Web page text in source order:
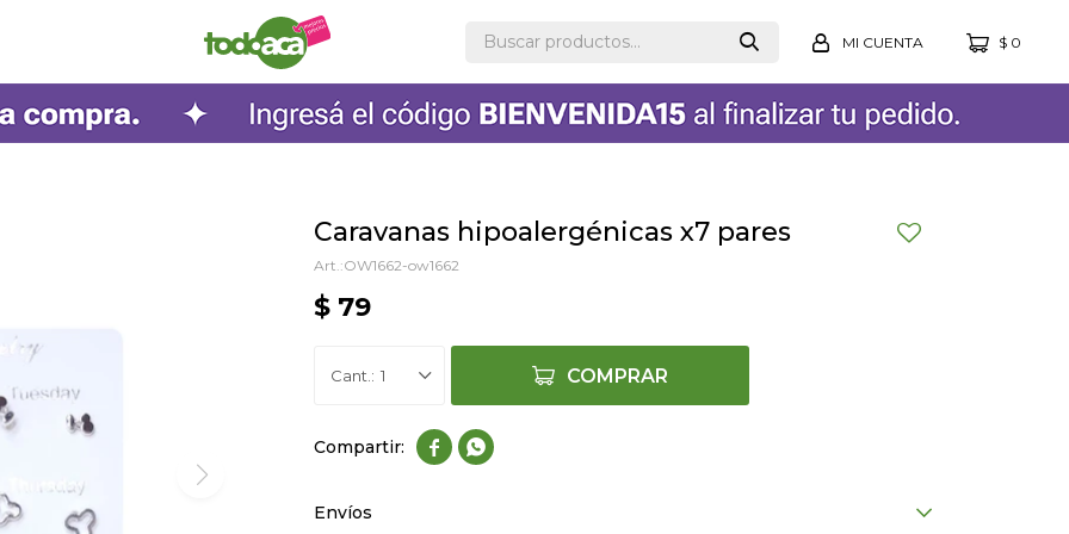
$ 0
Caravanas hipoalergénicas x7 pares
OW1662-ow1662
$ 79
1 COMPRAR
 
Envíos